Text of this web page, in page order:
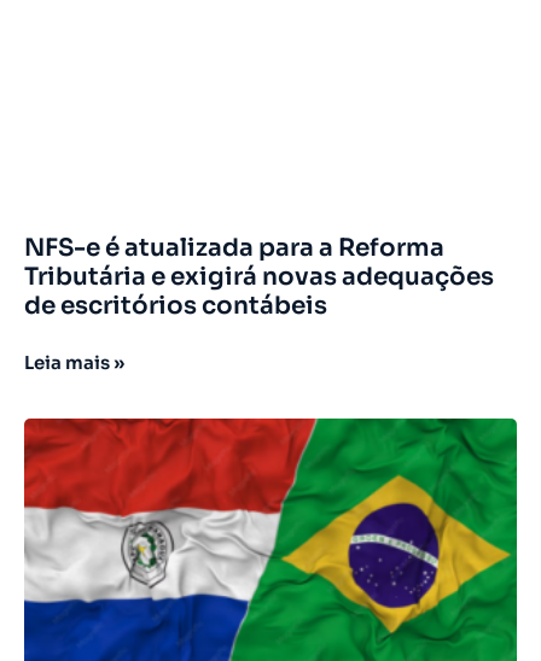
NFS-e é atualizada para a Reforma
Tributária e exigirá novas adequações
de escritórios contábeis
Leia mais »